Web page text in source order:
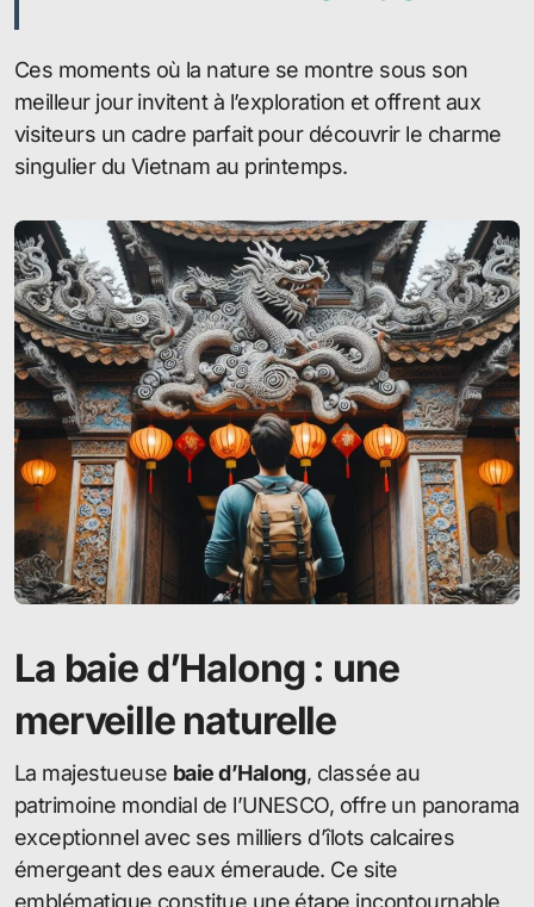
Ces moments où la nature se montre sous son
meilleur jour invitent à l’exploration et offrent aux
visiteurs un cadre parfait pour découvrir le charme
singulier du Vietnam au printemps.
La baie d’Halong : une
merveille naturelle
La majestueuse baie d’Halong, classée au
patrimoine mondial de l’UNESCO, offre un panorama
exceptionnel avec ses milliers d’îlots calcaires
émergeant des eaux émeraude. Ce site
emblématique constitue une étape incontournable